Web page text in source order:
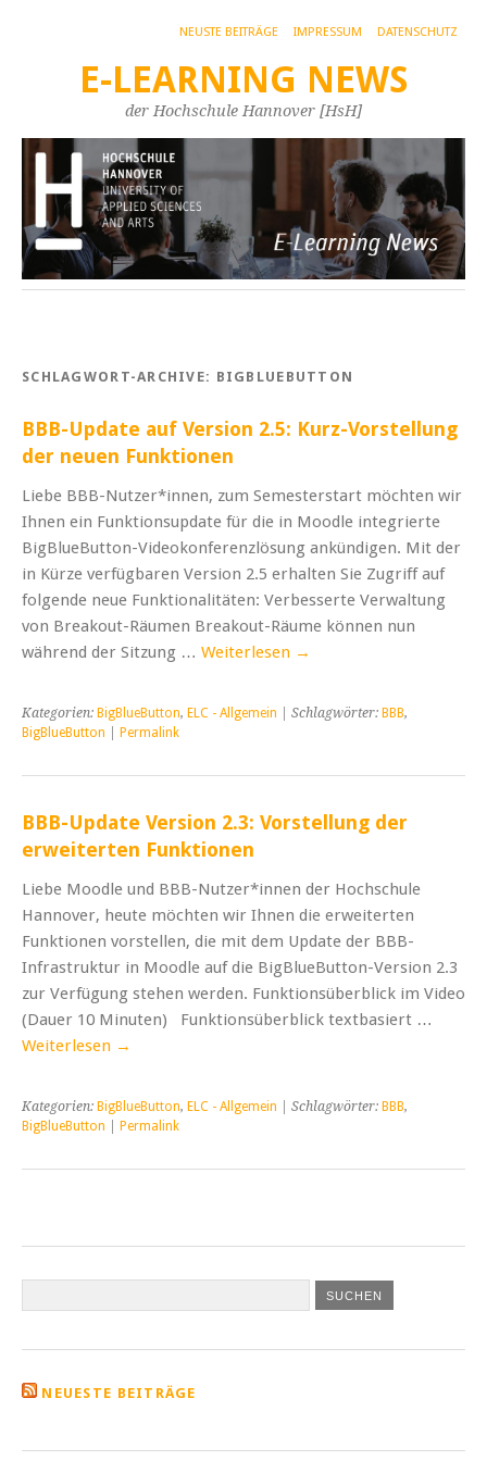
NEUSTE BEITRÄGE IMPRESSUM DATENSCHUTZ
E-LEARNING NEWS
der Hochschule Hannover [HsH]
SCHLAGWORT-ARCHIVE: BIGBLUEBUTTON
BBB-Update auf Version 2.5: Kurz-Vorstellung
der neuen Funktionen
Liebe BBB-Nutzer*innen, zum Semesterstart möchten wir
Ihnen ein Funktionsupdate für die in Moodle integrierte
BigBlueButton-Videokonferenzlösung ankündigen. Mit der
in Kürze verfügbaren Version 2.5 erhalten Sie Zugriff auf
folgende neue Funktionalitäten: Verbesserte Verwaltung
von Breakout-Räumen Breakout-Räume können nun
während der Sitzung … Weiterlesen →
Kategorien: BigBlueButton, ELC - Allgemein | Schlagwörter: BBB,
BigBlueButton
Permalink
BBB-Update Version 2.3: Vorstellung der
erweiterten Funktionen
Liebe Moodle und BBB-Nutzer*innen der Hochschule
Hannover, heute möchten wir Ihnen die erweiterten
Funktionen vorstellen, die mit dem Update der BBB-
Infrastruktur in Moodle auf die BigBlueButton-Version 2.3
zur Verfügung stehen werden. Funktionsüberblick im Video
(Dauer 10 Minuten) Funktionsüberblick textbasiert …
Weiterlesen →
Kategorien: BigBlueButton, ELC - Allgemein | Schlagwörter: BBB,
BigBlueButton
Permalink
NEUESTE BEITRÄGE